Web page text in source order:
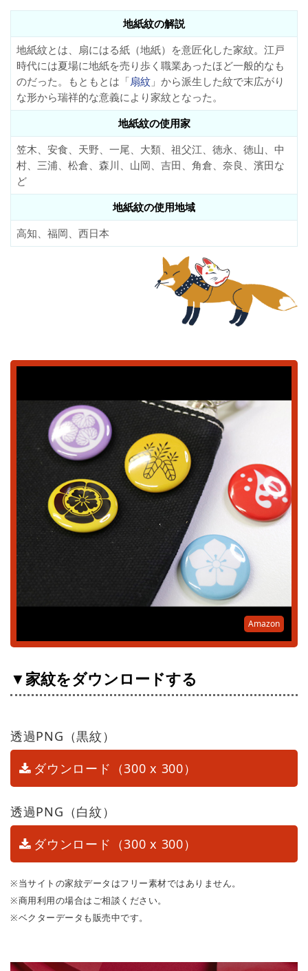
地紙紋の解説
地紙紋とは、扇にはる紙（地紙）を意匠化した家紋。江戸
時代には夏場に地紙を売り歩く職業あったほど一般的なも
のだった。もともとは「扇紋」から派生した紋で末広がり
な形から瑞祥的な意義により家紋となった。
地紙紋の使用家
笠木、安食、天野、一尾、大類、祖父江、徳永、徳山、中
村、三浦、松倉、森川、山岡、吉田、角倉、奈良、濱田な
ど
地紙紋の使用地域
高知、福岡、西日本
Amazon
▼家紋をダウンロードする
透過PNG（黒紋）
ダウンロード（300 x 300）
透過PNG（白紋）
ダウンロード（300 x 300）
※当サイトの家紋データはフリー素材ではありません。
※商用利用の場合はご相談ください。
※ベクターデータも販売中です。